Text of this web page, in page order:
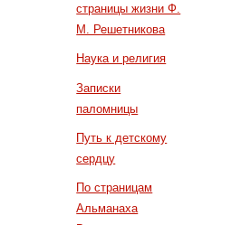
страницы жизни Ф.
М. Решетникова
Наука и религия
Записки
паломницы
Путь к детскому
сердцу
По страницам
Альманаха